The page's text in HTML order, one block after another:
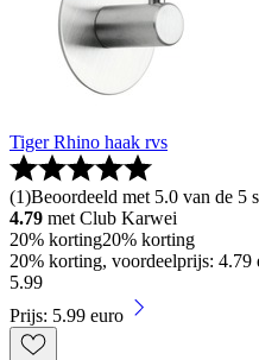
Tiger Rhino haak rvs
(1)Beoordeeld met 5.0 van de 5
4.79 met Club Karwei
20% korting20% korting
20% korting, voordeelprijs:
5.99
Prijs: 5.99 euro